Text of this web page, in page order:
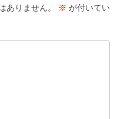
ありません。 ※ が付いてい